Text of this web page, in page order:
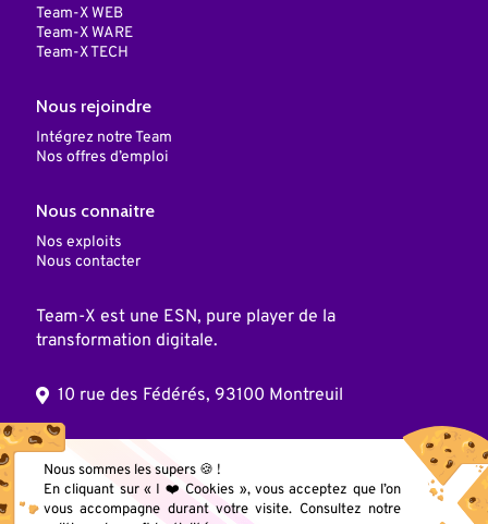
Team-X WEB
Team-X WARE
Team-X TECH
Nous rejoindre
Intégrez notre Team
Nos offres d’emploi
Nous connaitre
Nos exploits
Nous contacter
Team-X est une ESN, pure player de la
transformation digitale.
10 rue des Fédérés, 93100 Montreuil
© 2025 Team X, Inc. Tous droits réservés
Nous sommes les supers 🍪 !
En cliquant sur « I ❤️ Cookies », vous acceptez que l’on
vous accompagne durant votre visite. Consultez notre